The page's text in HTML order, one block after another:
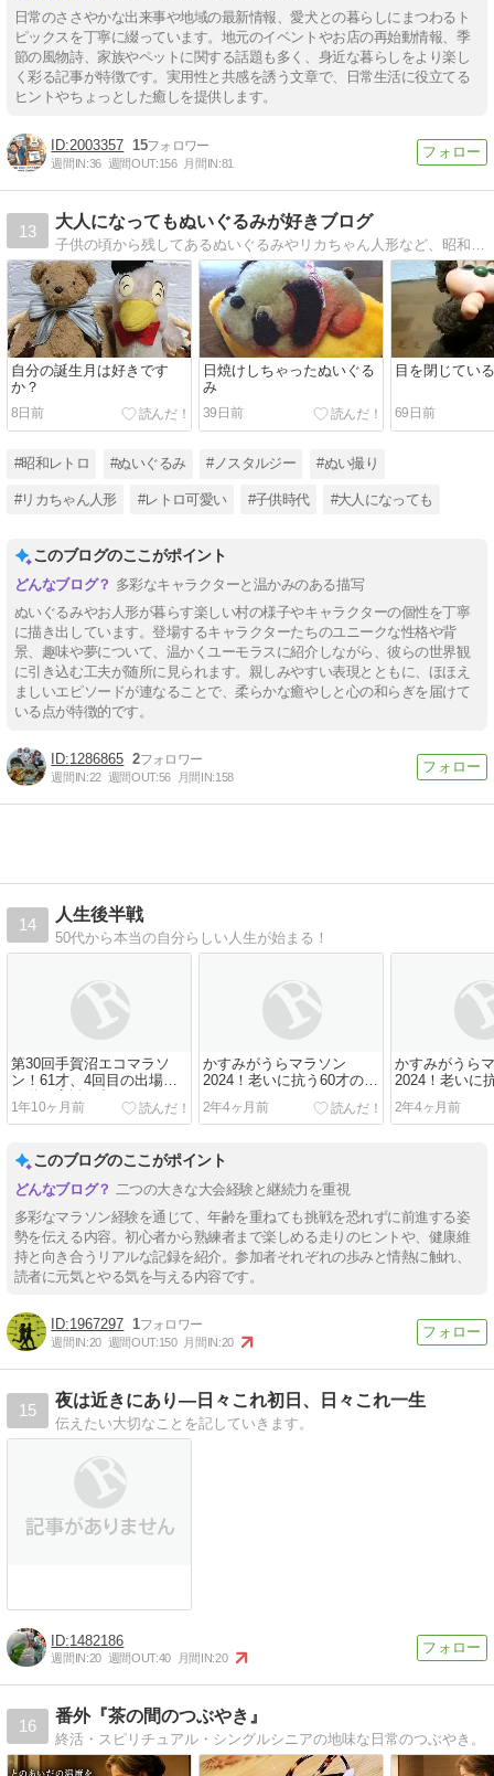
日常のささやかな出来事や地域の最新情報、愛犬との暮らしにまつわるト
ピックスを丁寧に綴っています。地元のイベントやお店の再始動情報、季
節の風物詩、家族やペットに関する話題も多く、身近な暮らしをより楽し
く彩る記事が特徴です。実用性と共感を誘う文章で、日常生活に役立てる
ヒントやちょっとした癒しを提供します。
2003357 15
週間IN:36 週間OUT:156 月間IN:81
13
大人になってもぬいぐるみが好きブログ
自分の誕生月は好きです
か？
8日前
日焼けしちゃったぬいぐる
み
39日前
目を閉じてい
69日前
#昭和レトロ #ぬいぐるみ #ノスタルジー #ぬい撮り
#リカちゃん人形 #レトロ可愛い #子供時代 #大人になっても
このブログのここがポイント
多彩なキャラクターと温かみのある描写
ぬいぐるみやお人形が暮らす楽しい村の様子やキャラクターの個性を丁寧
に描き出しています。登場するキャラクターたちのユニークな性格や背
景、趣味や夢について、温かくユーモラスに紹介しながら、彼らの世界観
に引き込む工夫が随所に見られます。親しみやすい表現とともに、ほほえ
ましいエピソードが連なることで、柔らかな癒やしと心の和らぎを届けて
いる点が特徴的です。
1286865 2
週間IN:22 週間OUT:56 月間IN:158
14
人生後半戦
50代から本当の自分らしい人生が始まる！
第30回手賀沼エコマラソ
ン！61才、4回目の出場！
沿道の応援を力に…
1年10ヶ月前
かすみがうらマラソン
2024！老いに抗う60才の春
マラソン！
2年4ヶ月前
かすみがうら
2024！老いに
マラソン！
2年4ヶ月前
このブログのここがポイント
二つの大きな大会経験と継続力を重視
多彩なマラソン経験を通じて、年齢を重ねても挑戦を恐れずに前進する姿
勢を伝える内容。初心者から熟練者まで楽しめる走りのヒントや、健康維
持と向き合うリアルな記録を紹介。参加者それぞれの歩みと情熱に触れ、
読者に元気とやる気を与える内容です。
1967297 1
週間IN:20 週間OUT:150 月間IN:20
15
夜は近きにあり―日々これ初日、日々これ一生
伝えたい大切なことを記していきます。
1482186
週間IN:20 週間OUT:40 月間IN:20
16
番外『茶の間のつぶやき』
終活・スピリチュアル・シングルシニアの地味な日常のつぶやき。